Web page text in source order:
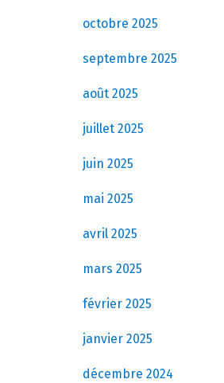
octobre 2025
septembre 2025
août 2025
juillet 2025
juin 2025
mai 2025
avril 2025
mars 2025
février 2025
janvier 2025
décembre 2024